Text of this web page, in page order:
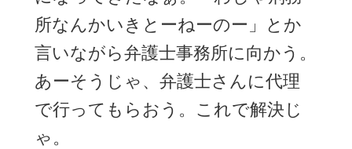
所なんかいきとーねーのー」とか
言いながら弁護士事務所に向かう。
あーそうじゃ、弁護士さんに代理
で行ってもらおう。これで解決じ
ゃ。